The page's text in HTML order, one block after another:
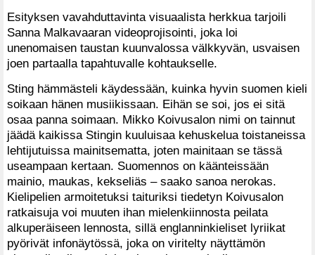
Esityksen vavahduttavinta visuaalista herkkua tarjoili
Sanna Malkavaaran videoprojisointi, joka loi
unenomaisen taustan kuunvalossa välkkyvän, usvaisen
joen partaalla tapahtuvalle kohtaukselle.
Sting hämmästeli käydessään, kuinka hyvin suomen kieli
soikaan hänen musiikissaan. Eihän se soi, jos ei sitä
osaa panna soimaan. Mikko Koivusalon nimi on tainnut
jäädä kaikissa Stingin kuuluisaa kehuskelua toistaneissa
lehtijutuissa mainitsematta, joten mainitaan se tässä
useampaan kertaan. Suomennos on käänteissään
mainio, maukas, kekseliäs – saako sanoa nerokas.
Kielipelien armoitetuksi taituriksi tiedetyn Koivusalon
ratkaisuja voi muuten ihan mielenkiinnosta peilata
alkuperäiseen lennosta, sillä englanninkieliset lyriikat
pyörivät infonäytössä, joka on viritelty näyttämön